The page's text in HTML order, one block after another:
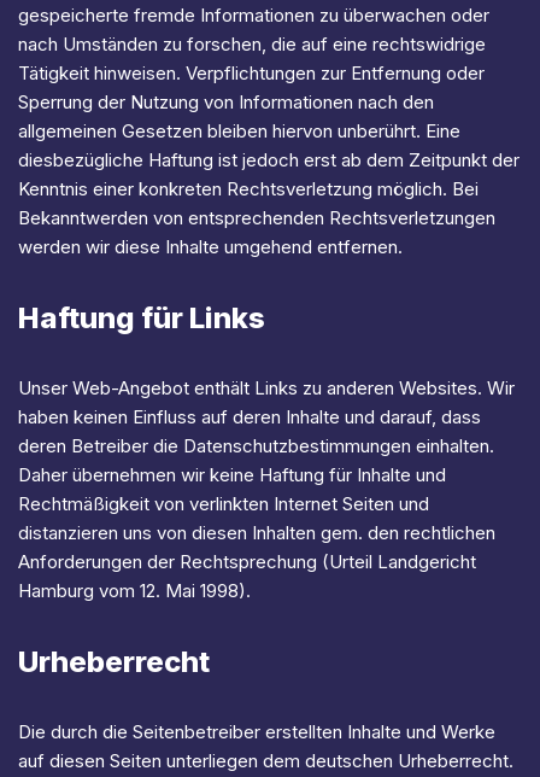
gespeicherte fremde Informationen zu überwachen oder
nach Umständen zu forschen, die auf eine rechtswidrige
Tätigkeit hinweisen. Verpflichtungen zur Entfernung oder
Sperrung der Nutzung von Informationen nach den
allgemeinen Gesetzen bleiben hiervon unberührt. Eine
diesbezügliche Haftung ist jedoch erst ab dem Zeitpunkt der
Kenntnis einer konkreten Rechtsverletzung möglich. Bei
Bekanntwerden von entsprechenden Rechtsverletzungen
werden wir diese Inhalte umgehend entfernen.
Haftung für Links
Unser Web-Angebot enthält Links zu anderen Websites. Wir
haben keinen Einfluss auf deren Inhalte und darauf, dass
deren Betreiber die Datenschutzbestimmungen einhalten.
Daher übernehmen wir keine Haftung für Inhalte und
Rechtmäßigkeit von verlinkten Internet Seiten und
distanzieren uns von diesen Inhalten gem. den rechtlichen
Anforderungen der Rechtsprechung (Urteil Landgericht
Hamburg vom 12. Mai 1998).
Urheberrecht
Die durch die Seitenbetreiber erstellten Inhalte und Werke
auf diesen Seiten unterliegen dem deutschen Urheberrecht.